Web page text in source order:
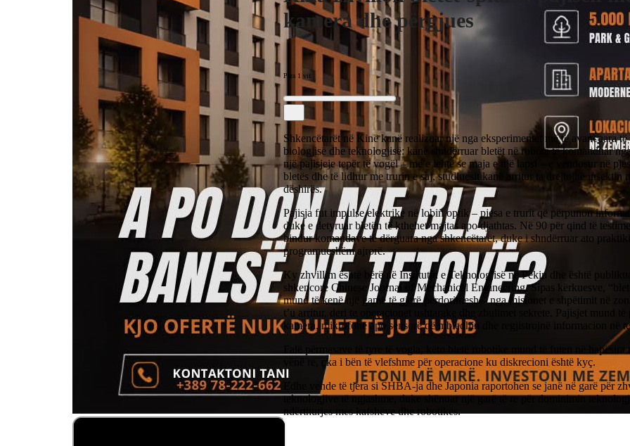
kamera dhe përgjues
Para 1 vit
Shkencëtarët në Kinë kanë realizuar një nga eksperimentet më të avancuara
biologjisë dhe teknologjisë: kanë shndërruar bletët në robotë të komanduar
një pajisjeje tepër të vogël – më e lehtë se maja e një lapsi – e vendosur në
bletës dhe të lidhur me trurin e saj, studiuesit kanë arritur ta drejtojnë insektin
dëshirës.
Pajisja fut impulse elektrike në lobin optik – pjesa e trurit që përpunon
duke e detyruar bletën të kthehet majtas apo djathtas. Në 90 për qind të
bindur komandave të dërguara nga shkencëtarët, duke i shndërruar ato
programueshëm ajrorë.
Ky zhvillim është bërë në Institutin e Teknologjisë në Pekin dhe është
shkencore Chinese Journal of Mechanical Engineering. Sipas kërkuesve,
mund të kenë një gamë të gjerë përdorimesh – nga misionet e shpëtimit në
t’u arritur, deri te operacionet ushtarake dhe zbulimet sekrete. Pajisjet mund të
kamera, mikrofonë apo sensorë që mbledhin dhe regjistrojnë informacion në
Falë përmasave të tyre të vogla, këto bletë robotike mund të futen në hapësira
vënë re, çka i bën të vlefshme për operacione ku diskrecioni është kyç.
Edhe vende të tjera si SHBA-ja dhe Japonia raportohen se janë në garë për
teknologjive të ngjashme, duke shënuar një garë të re për dominimin
ndërthurjes mes kafshëve dhe robotikës.